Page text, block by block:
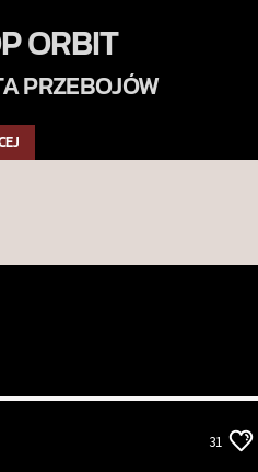
ORBIT
PRZEBOJÓW
31